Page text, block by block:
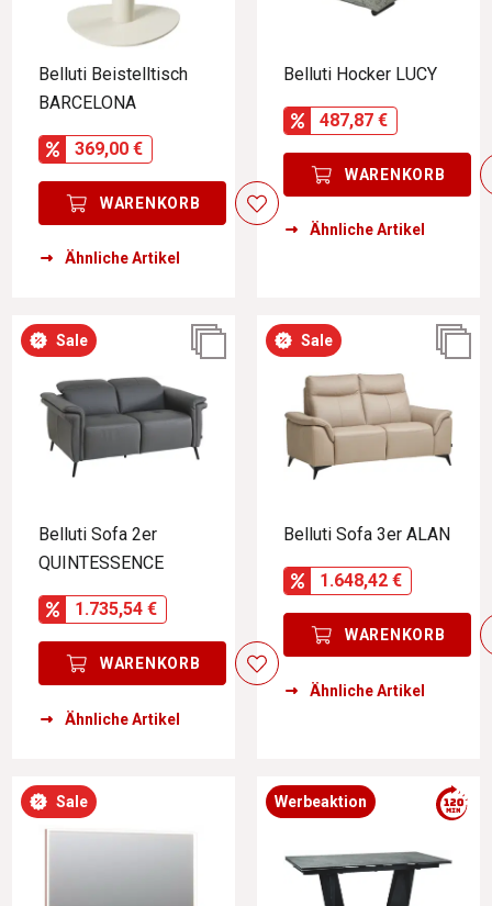
Belluti Beistelltisch
BARCELONA
369,00 €
WARENKORB
Ähnliche Artikel
Belluti Hocker LUCY
487,87 €
WARENKORB
Ähnliche Artikel
Sale
Belluti Sofa 2er
QUINTESSENCE
1.735,54 €
WARENKORB
Ähnliche Artikel
Sale
Belluti Sofa 3er ALAN
1.648,42 €
WARENKORB
Ähnliche Artikel
Sale Werbeaktion